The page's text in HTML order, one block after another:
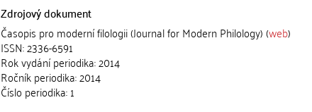
Zdrojový dokument
Časopis pro moderní filologii (Journal for Modern Philology) (web)
ISSN: 2336-6591
Rok vydání periodika: 2014
Ročník periodika: 2014
Číslo periodika: 1